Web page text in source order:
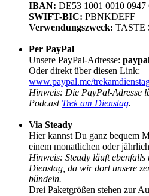
IBAN: DE53 1001 0010 0947
SWIFT-BIC: PBNKDEFF
Verwendungszweck: TASTE
Per PayPal
Unsere PayPal-Adresse:
Oder direkt über diesen Link:
www.paypal.me/
Hinweis: Die PayPal-Adresse
Podcast Trek am Dienstag.
Via Steady
Hier kannst Du ganz bequem
einem monatlichen oder
Hinweis: Steady läuft ebenfalls
Dienstag, da wir dort unsere
bündeln.
Drei Paketgrößen stehen zur